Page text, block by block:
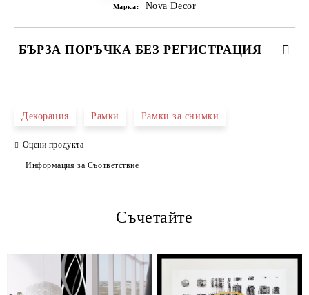
Марка: Nova Decor
БЪРЗА ПОРЪЧКА БЕЗ РЕГИСТРАЦИЯ
Ние ще се свържем с вас в рамките на работния ден.
Декорация Рамки Рамки за снимки
Оцени продукта
Информация за Съответствие
Съчетайте